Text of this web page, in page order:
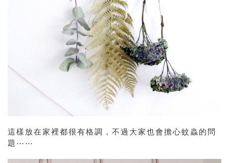
這樣放在家裡都很有格調，不過大家也會擔心蚊蟲的問
題⋯⋯